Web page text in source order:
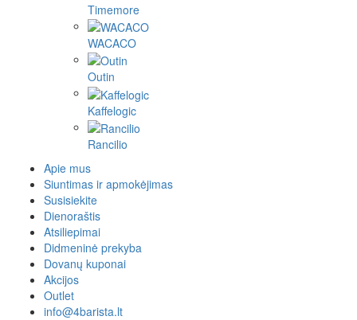
Timemore
WACACO
Outin
Kaffelogic
Rancilio
Apie mus
Siuntimas ir apmokėjimas
Susisiekite
Dienoraštis
Atsiliepimai
Didmeninė prekyba
Dovanų kuponai
Akcijos
Outlet
info@4barista.lt